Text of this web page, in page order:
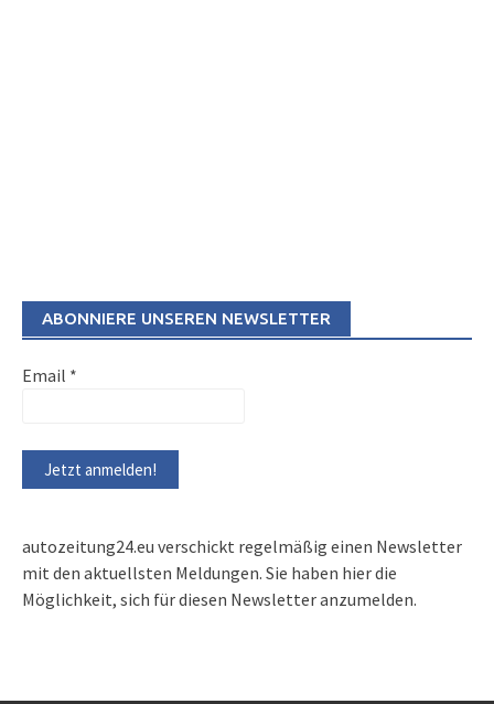
ABONNIERE UNSEREN NEWSLETTER
Email *
autozeitung24.eu verschickt regelmäßig einen Newsletter
mit den aktuellsten Meldungen. Sie haben hier die
Möglichkeit, sich für diesen Newsletter anzumelden.